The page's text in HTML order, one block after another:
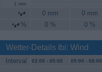
1 mm
0 mm 0 mm
%
0 % 0 %
Wetter-Details Ibi: Wind
Interval 02:00 - 05:00 05:00 - 08:00